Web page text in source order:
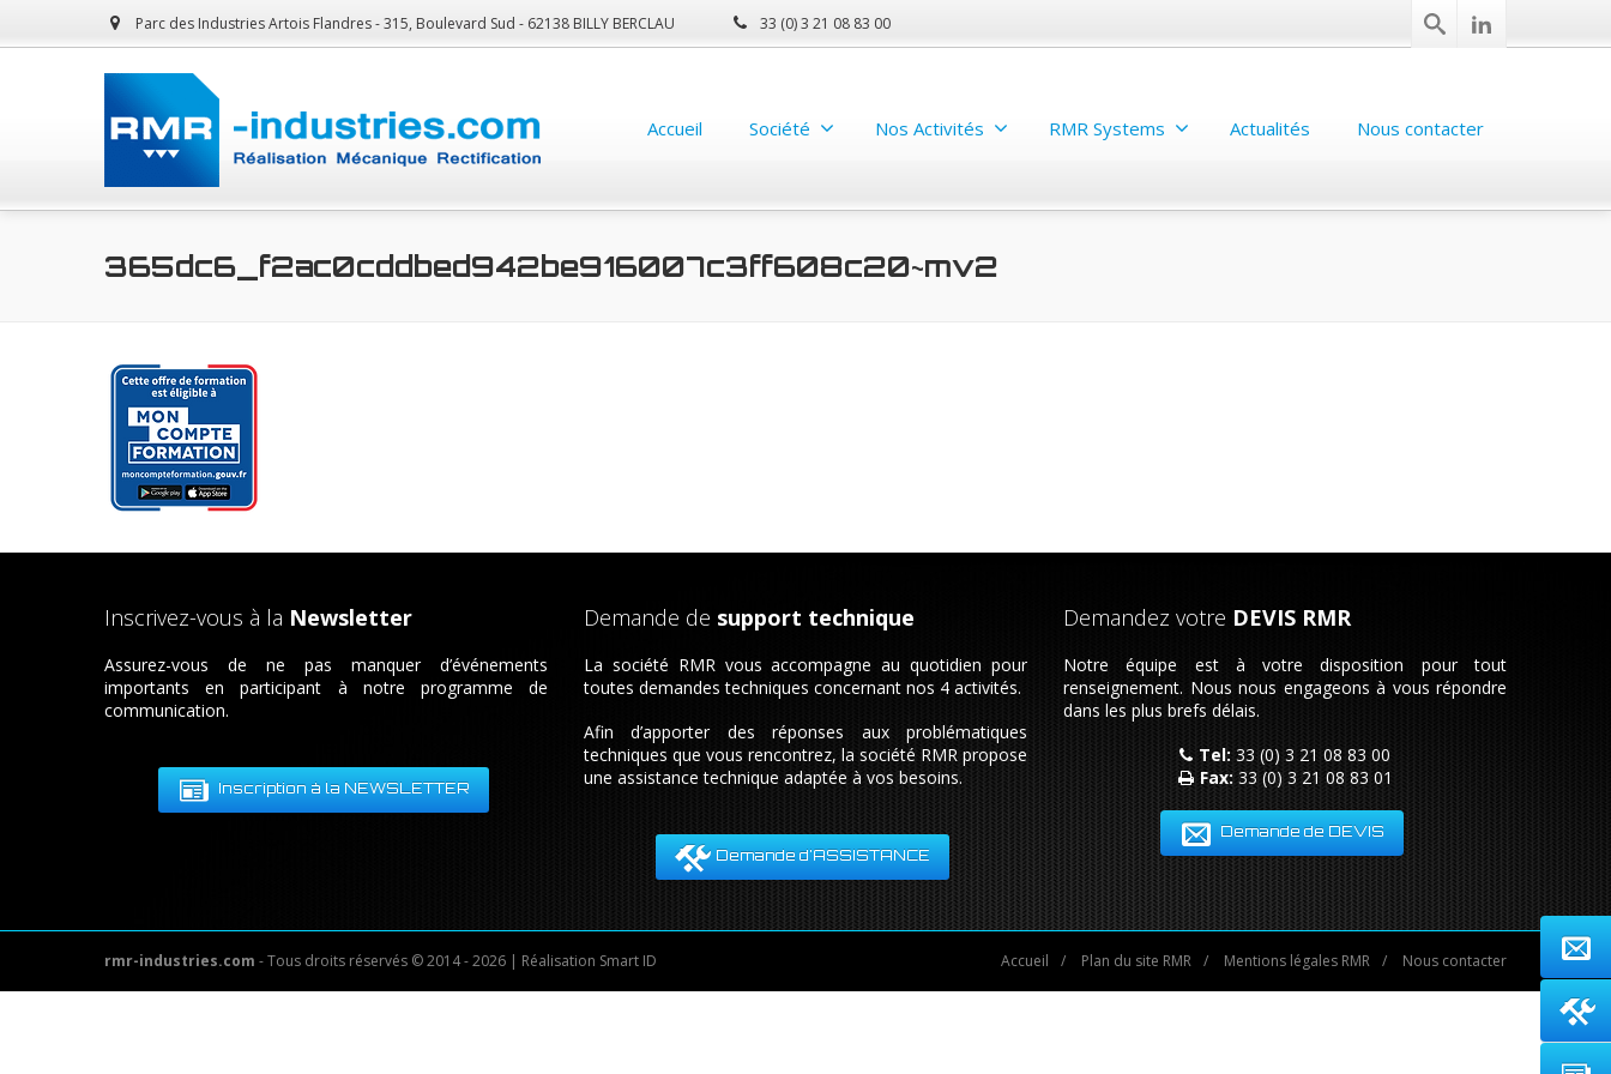
Parc des Industries Artois Flandres - 315, Boulevard Sud - 62138 BILLY BERCLAU 33 (0) 3 21 08 83 00
Accueil Société Nos Activités RMR Systems Actualités Nous contacter
365dc6_f2ac0cddbed942be916007c3ff608c20~mv2
Inscrivez-vous à la Newsletter
Assurez-vous de ne pas manquer d’événements
importants en participant à notre programme de
communication.
Inscription à la NEWSLETTER
Demande de support technique
La société RMR vous accompagne au quotidien pour
toutes demandes techniques concernant nos 4 activités.
Afin d’apporter des réponses aux problématiques
techniques que vous rencontrez, la société RMR propose
une assistance technique adaptée à vos besoins.
Demande d'ASSISTANCE
Demandez votre DEVIS RMR
Notre équipe est à votre disposition pour tout
renseignement. Nous nous engageons à vous répondre
dans les plus brefs délais.
Tel: 33 (0) 3 21 08 83 00
Fax:33 (0) 3 21 08 83 01
Demande de DEVIS
rmr-industries.com - Tous droits réservés © 2014 - 2026 | Réalisation Smart ID Accueil / Plan du site RMR / Mentions légales RMR / Nous contacter